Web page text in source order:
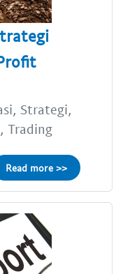
Strategi,
Trading
Read more >>